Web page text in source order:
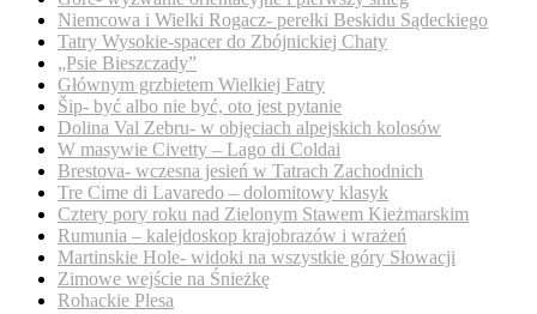
Niemcowa i Wielki Rogacz- perełki Beskidu Sądeckiego
Tatry Wysokie-spacer do Zbójnickiej Chaty
„Psie Bieszczady”
Głównym grzbietem Wielkiej Fatry
Šip- być albo nie być, oto jest pytanie
Dolina Val Zebru- w objęciach alpejskich kolosów
W masywie Civetty – Lago di Coldai
Brestova- wczesna jesień w Tatrach Zachodnich
Tre Cime di Lavaredo – dolomitowy klasyk
Cztery pory roku nad Zielonym Stawem Kieżmarskim
Rumunia – kalejdoskop krajobrazów i wrażeń
Martinskie Hole- widoki na wszystkie góry Słowacji
Zimowe wejście na Śnieżkę
Rohackie Plesa